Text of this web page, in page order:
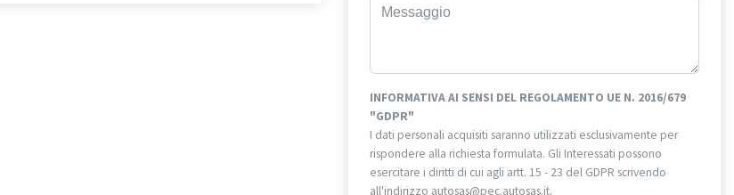
INFORMATIVA AI SENSI DEL REGOLAMENTO UE N. 2016/679
"GDPR"
I dati personali acquisiti saranno utilizzati esclusivamente per
rispondere alla richiesta formulata. Gli Interessati possono
esercitare i diritti di cui agli artt. 15 - 23 del GDPR scrivendo
all'indirizzo autosas@pec.autosas.it.